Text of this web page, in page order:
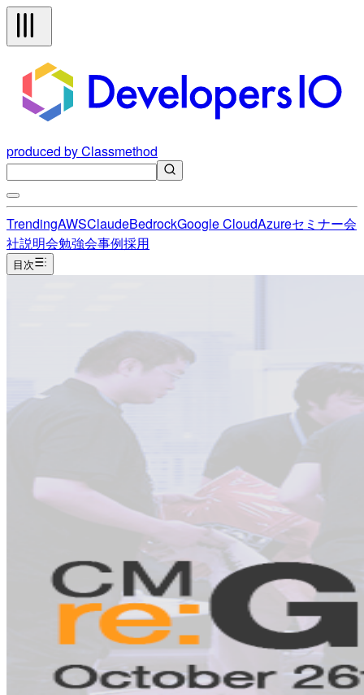
produced by Classmethod
TrendingAWSClaudeBedrockGoogle CloudAzureセミナー会
社説明会勉強会事例採用
目次